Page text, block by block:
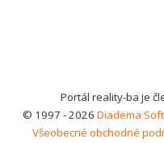
Portál reality-ba je
© 1997 - 2026 Diadema
Všeobecné obchodné